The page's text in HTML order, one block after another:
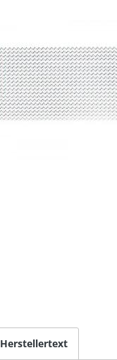
Herstellertext